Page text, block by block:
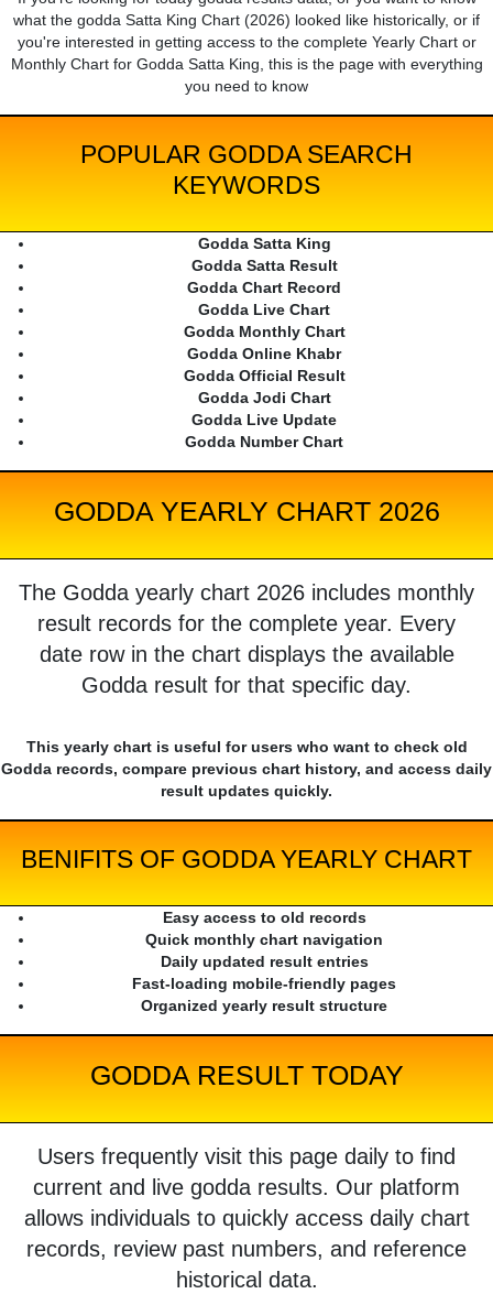
what the godda Satta King Chart (2026) looked like historically, or if
you're interested in getting access to the complete Yearly Chart or
Monthly Chart for Godda Satta King, this is the page with everything
you need to know
POPULAR GODDA SEARCH
KEYWORDS
Godda Satta King
Godda Satta Result
Godda Chart Record
Godda Live Chart
Godda Monthly Chart
Godda Online Khabr
Godda Official Result
Godda Jodi Chart
Godda Live Update
Godda Number Chart
GODDA YEARLY CHART 2026
The Godda yearly chart 2026 includes monthly
result records for the complete year. Every
date row in the chart displays the available
Godda result for that specific day.
This yearly chart is useful for users who want to check old
Godda records, compare previous chart history, and access daily
result updates quickly.
BENIFITS OF GODDA YEARLY CHART
Easy access to old records
Quick monthly chart navigation
Daily updated result entries
Fast-loading mobile-friendly pages
Organized yearly result structure
GODDA RESULT TODAY
Users frequently visit this page daily to find
current and live godda results. Our platform
allows individuals to quickly access daily chart
records, review past numbers, and reference
historical data.